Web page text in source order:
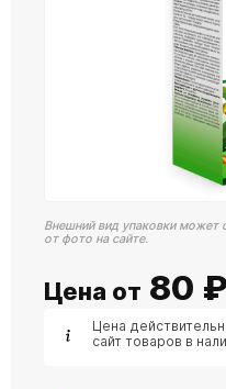
Внешний вид упаковки может
от фото на сайте.
Цена от 80 ₽
Цена
сайт товаров в